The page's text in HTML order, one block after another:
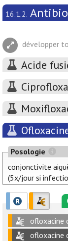
16.1.2.
développer
Acide
Posologie
conjonctivite
(5x/jour si
ofloxacine
ofloxacine